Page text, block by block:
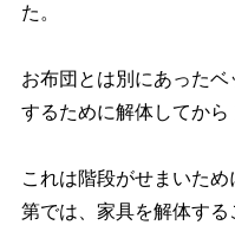
た。
お布団とは別にあった
するために解体してから
これは階段がせまいた
第では、家具を解体する